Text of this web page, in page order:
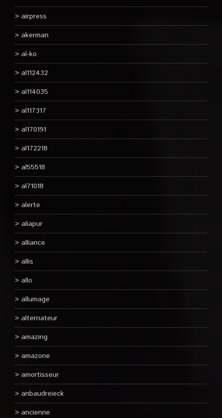
airpress
akerman
al-ko
al112432
al114035
al117317
al170191
al172218
al55518
al71018
alerte
aliapur
alliance
allis
allo
allumage
alternateur
amazing
amazone
amortisseur
anbaudreieck
ancienne